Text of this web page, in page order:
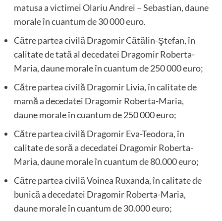
matusa a victimei Olariu Andrei – Sebastian, daune
morale în cuantum de 30 000 euro.
Către partea civilă Dragomir Cătălin-Ştefan, în
calitate de tată al decedatei Dragomir Roberta-
Maria, daune morale în cuantum de 250 000 euro;
Către partea civilă Dragomir Livia, în calitate de
mamă a decedatei Dragomir Roberta-Maria,
daune morale în cuantum de 250 000 euro;
Către partea civilă Dragomir Eva-Teodora, în
calitate de soră a decedatei Dragomir Roberta-
Maria, daune morale în cuantum de 80.000 euro;
Către partea civilă Voinea Ruxanda, în calitate de
bunică a decedatei Dragomir Roberta-Maria,
daune morale în cuantum de 30.000 euro;